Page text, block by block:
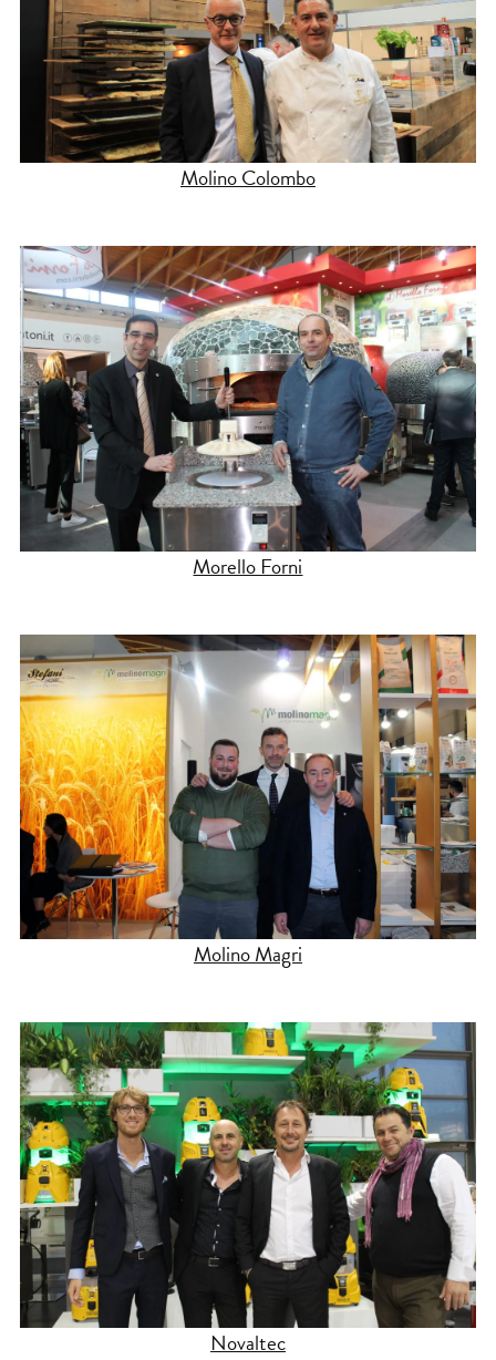
Molino Colombo
Morello Forni
Molino Magri
Novaltec